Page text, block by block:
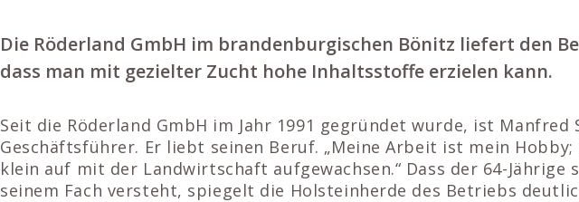
Die Röderland GmbH im brandenburgischen Bönitz liefert den
dass man mit gezielter Zucht hohe Inhaltsstoffe erzielen kann.
Seit die Röderland GmbH im Jahr 1991 gegründet wurde, ist Manfred
Geschäftsführer. Er liebt seinen Beruf. „Meine Arbeit ist mein Hobby;
klein auf mit der Landwirtschaft aufgewachsen.“ Dass der 64-Jährige
seinem Fach versteht, spiegelt die Holsteinherde des Betriebs